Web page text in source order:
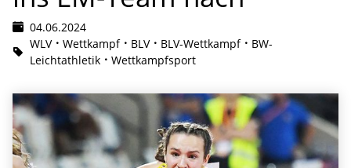
04.06.2024
WLV
Wettkampf BLV BLV-Wettkampf
BW-
Leichtathletik
Wettkampfsport